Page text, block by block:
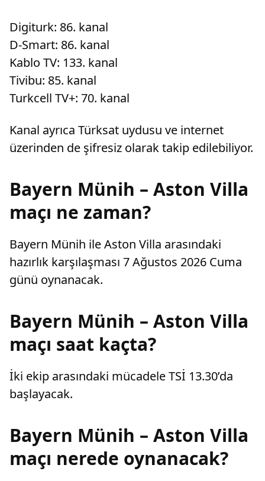
Digiturk: 86. kanal
D-Smart: 86. kanal
Kablo TV: 133. kanal
Tivibu: 85. kanal
Turkcell TV+: 70. kanal
Kanal ayrıca Türksat uydusu ve internet
üzerinden de şifresiz olarak takip edilebiliyor.
Bayern Münih – Aston Villa
maçı ne zaman?
Bayern Münih ile Aston Villa arasındaki
hazırlık karşılaşması 7 Ağustos 2026 Cuma
günü oynanacak.
Bayern Münih – Aston Villa
maçı saat kaçta?
İki ekip arasındaki mücadele TSİ 13.30’da
başlayacak.
Bayern Münih – Aston Villa
maçı nerede oynanacak?